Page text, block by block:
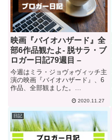
映画『バイオハザード』全
部6作品観たよ- 脱サラ・ブ
ロガー日記79週目 –
今週はミラ・ジョヴォヴィッチ主
演の映画『バイオハザード』、6
作品、全部観ました。
{b.MoshimoAffiliateObject=a;b=b|
|function(){arguments.cu...
2020.11.27
日記